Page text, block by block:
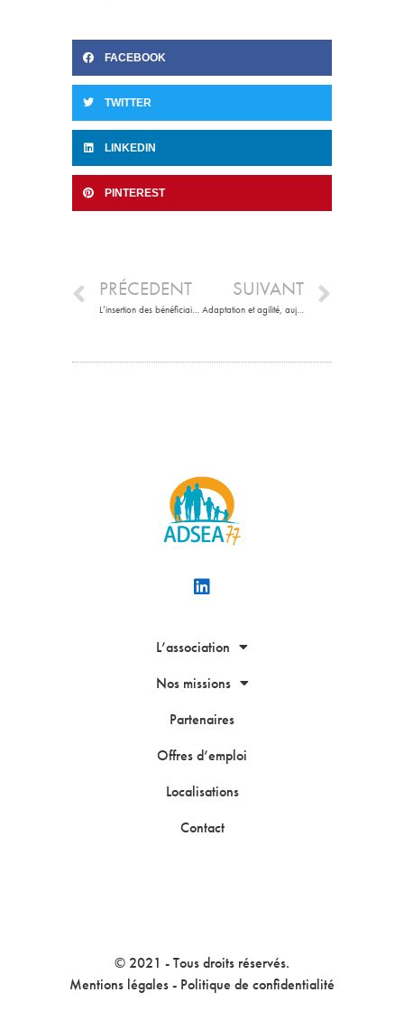
FACEBOOK
TWITTER
LINKEDIN
PINTEREST
PRÉCEDENT
L’insertion des bénéficiaires du RSA
SUIVANT
Adaptation et agilité, aujourd’hui comme demain
L’association
Nos missions
Partenaires
Offres d’emploi
Localisations
Contact
© 2021 - Tous droits réservés.
Mentions légales- Politique de confidentialité